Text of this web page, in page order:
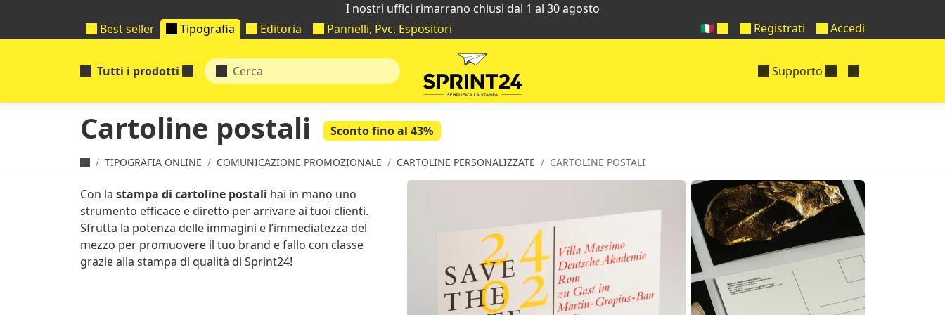
I nostri uffici rimarrano chiusi dal 1 al 30 agosto
Best seller
Tipografia Editoria Pannelli, Pvc, Espositori Registrati Accedi
🇮🇹
Tutti i prodotti Supporto
Cartoline postali Sconto fino al 43%
TIPOGRAFIA ONLINE COMUNICAZIONE PROMOZIONALE CARTOLINE PERSONALIZZATE CARTOLINE POSTALI
Con la stampa di cartoline postali hai in mano uno
strumento efficace e diretto per arrivare ai tuoi clienti.
Sfrutta la potenza delle immagini e l’immediatezza del
mezzo per promuovere il tuo brand e fallo con classe
grazie alla stampa di qualità di Sprint24!